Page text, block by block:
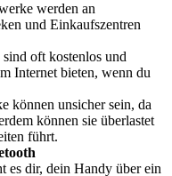
werden an
und Einkaufszentren
oft kostenlos und
Internet bieten, wenn du
können unsicher sein, da
können sie überlastet
führt.
es dir, dein Handy über ein